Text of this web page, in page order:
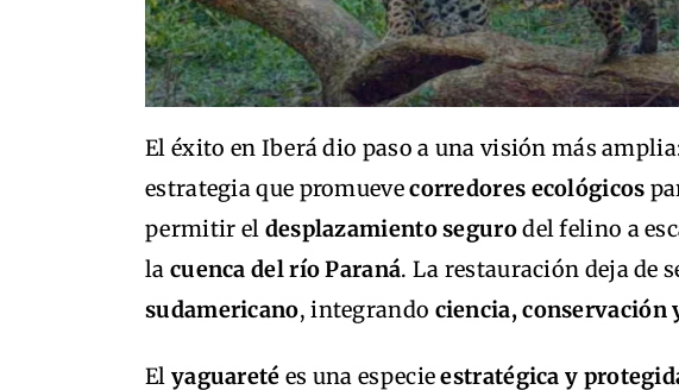
El éxito en Iberá dio paso a una visión más
estrategia que promuevecorredores ecológicos
permitir el desplazamiento segurodel felino a
la cuenca del río Paraná. La restauración deja de
sudamericano, integrando ciencia, conservación
El yaguareté es una especieestratégica y